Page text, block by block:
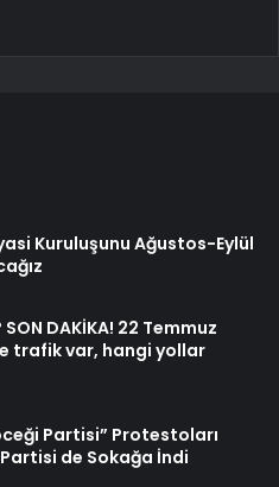
Kuruluşunu Ağustos-Eylül
DAKİKA! 22 Temmuz
trafik var, hangi yollar
Partisi” Protestoları
de Sokağa İndi